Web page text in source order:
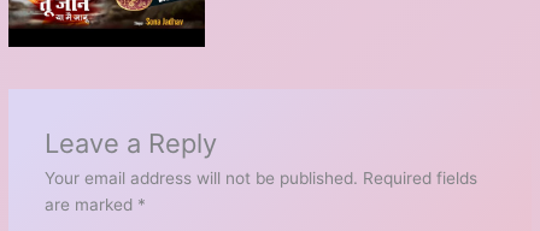
Leave a Reply
Your email address will not be published. Required fields
are marked *